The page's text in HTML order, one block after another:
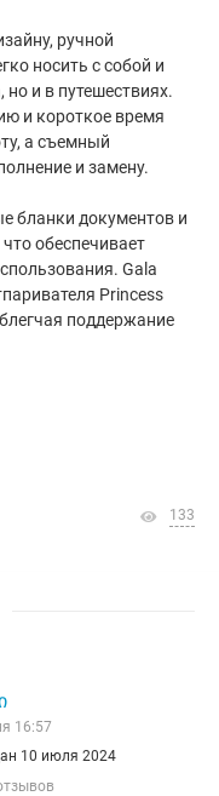
ручной
носить с собой и
и в путешествиях.
и короткое время
а съемный
и замену.
бланки документов и
обеспечивает
Gala
Princess
поддержание
133
16:57
10 июля 2024